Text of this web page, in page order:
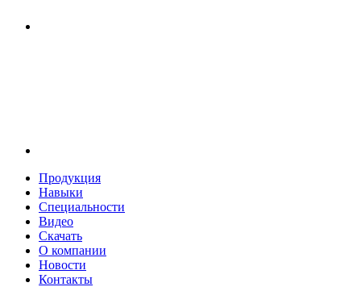
Продукция
Навыки
Специальности
Видео
Скачать
О компании
Новости
Контакты